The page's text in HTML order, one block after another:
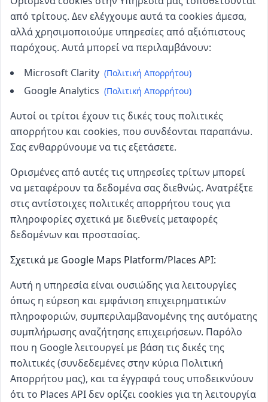
από τρίτους. Δεν ελέγχουμε αυτά τα cookies άμεσα,
αλλά χρησιμοποιούμε υπηρεσίες από αξιόπιστους
παρόχους. Αυτά μπορεί να περιλαμβάνουν:
Microsoft Clarity (Πολιτική Απορρήτου)
Google Analytics (Πολιτική Απορρήτου)
Αυτοί οι τρίτοι έχουν τις δικές τους πολιτικές
απορρήτου και cookies, που συνδέονται παραπάνω.
Σας ενθαρρύνουμε να τις εξετάσετε.
Ορισμένες από αυτές τις υπηρεσίες τρίτων μπορεί
να μεταφέρουν τα δεδομένα σας διεθνώς. Ανατρέξτε
στις αντίστοιχες πολιτικές απορρήτου τους για
πληροφορίες σχετικά με διεθνείς μεταφορές
δεδομένων και προστασίας.
Σχετικά με Google Maps Platform/Places API:
Αυτή η υπηρεσία είναι ουσιώδης για λειτουργίες
όπως η εύρεση και εμφάνιση επιχειρηματικών
πληροφοριών, συμπεριλαμβανομένης της αυτόματης
συμπλήρωσης αναζήτησης επιχειρήσεων. Παρόλο
που η Google λειτουργεί με βάση τις δικές της
πολιτικές (συνδεδεμένες στην κύρια Πολιτική
Απορρήτου μας), και τα έγγραφά τους υποδεικνύουν
ότι το Places API δεν ορίζει cookies για τη λειτουργία